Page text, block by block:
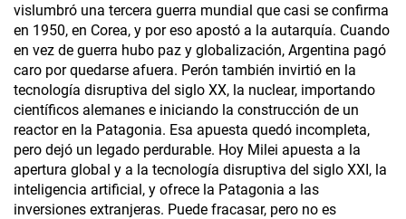
vislumbró una tercera guerra mundial que casi se confirma
en 1950, en Corea, y por eso apostó a la autarquía. Cuando
en vez de guerra hubo paz y globalización, Argentina pagó
caro por quedarse afuera. Perón también invirtió en la
tecnología disruptiva del siglo XX, la nuclear, importando
científicos alemanes e iniciando la construcción de un
reactor en la Patagonia. Esa apuesta quedó incompleta,
pero dejó un legado perdurable. Hoy Milei apuesta a la
apertura global y a la tecnología disruptiva del siglo XXI, la
inteligencia artificial, y ofrece la Patagonia a las
inversiones extranjeras. Puede fracasar, pero no es